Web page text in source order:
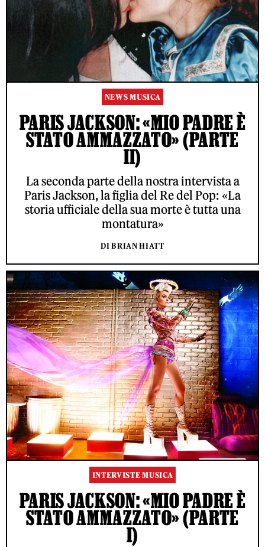
NEWS MUSICA
PARIS JACKSON: «MIO PADRE È
STATO AMMAZZATO» (PARTE
II)
La seconda parte della nostra intervista a
Paris Jackson, la figlia del Re del Pop: «La
storia ufficiale della sua morte è tutta una
montatura»
DI BRIAN HIATT
INTERVISTE MUSICA
PARIS JACKSON: «MIO PADRE È
STATO AMMAZZATO» (PARTE
I)